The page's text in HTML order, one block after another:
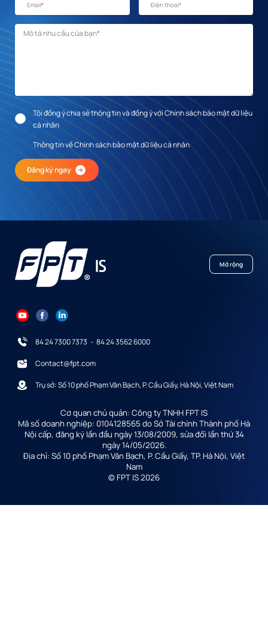
Email* Điện thoại*
Mô tả nhu cầu *
Tôi đồng ý chia sẻ thông tin và đồng ý với Chính sách bảo mật dữ liệu
cá nhân
Thông tin về Chính sách bảo mật dữ liệu cá nhân
Đăng ký ngay
Mở rộng
84 24 7300 7373 - 84 24 3562 6000
Contact@fpt.com
Trụ sở: Số 10 phố Phạm Văn Bạch, P. Cầu Giấy, Hà Nội, Việt Nam
Cơ quan chủ quản: Công ty TNHH FPT IS
Mã số doanh nghiệp: 0104128565 do Sở Tài chính Thành phố Hà
Nội cấp, đăng ký lần đầu ngày 13/08/2009, sửa đổi lần thứ 34
ngày 14/05/2026.
Địa chỉ: Số 10 phố Phạm Văn Bạch, P. Cầu Giấy, TP. Hà Nội, Việt
Nam
© FPT IS 2026